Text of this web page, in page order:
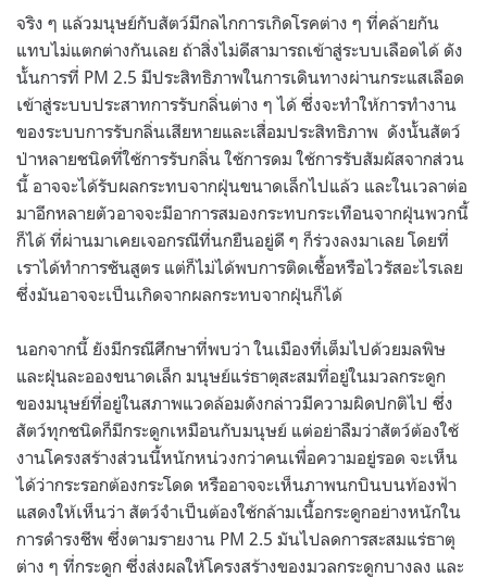
จริง ๆ แล้วมนุษย์กับสัตว์มีกลไกการเกิดโรคต่าง ๆ ที่คล้ายกัน
แทบไม่แตกต่างกันเลย ถ้าสิ่งไม่ดีสามารถเข้าสู่ระบบเลือดได้ ดัง
นั้นการที่ PM 2.5 มีประสิทธิภาพในการเดินทางผ่านกระแสเลือด
เข้าสู่ระบบประสาทการรับกลิ่นต่าง ๆ ได้ ซึ่งจะทำให้การทำงาน
ของระบบการรับกลิ่นเสียหายและเสื่อมประสิทธิภาพ ดังนั้นสัตว์
ป่าหลายชนิดที่ใช้การรับกลิ่น ใช้การดม ใช้การรับสัมผัสจากส่วน
นี้ อาจจะได้รับผลกระทบจากฝุ่นขนาดเล็กไปแล้ว และในเวลาต่อ
มาอีกหลายตัวอาจจะมีอาการสมองกระทบกระเทือนจากฝุ่นพวกนี้
ก็ได้ ที่ผ่านมาเคยเจอกรณีที่นกยืนอยู่ดี ๆ ก็ร่วงลงมาเลย โดยที่
เราได้ทำการชันสูตร แต่ก็ไม่ได้พบการติดเชื้อหรือไวรัสอะไรเลย
ซึ่งมันอาจจะเป็นเกิดจากผลกระทบจากฝุ่นก็ได้
นอกจากนี้ ยังมีกรณีศึกษาที่พบว่า ในเมืองที่เต็มไปด้วยมลพิษ
และฝุ่นละอองขนาดเล็ก มนุษย์แร่ธาตุสะสมที่อยู่ในมวลกระดูก
ของมนุษย์ที่อยู่ในสภาพแวดล้อมดังกล่าวมีความผิดปกติไป ซึ่ง
สัตว์ทุกชนิดก็มีกระดูกเหมือนกับมนุษย์ แต่อย่าลืมว่าสัตว์ต้องใช้
งานโครงสร้างส่วนนี้หนักหน่วงกว่าคนเพื่อความอยู่รอด จะเห็น
ได้ว่ากระรอกต้องกระโดด หรืออาจจะเห็นภาพนกบินบนท้องฟ้า
แสดงให้เห็นว่า สัตว์จำเป็นต้องใช้กล้ามเนื้อกระดูกอย่างหนักใน
การดำรงชีพ ซึ่งตามรายงาน PM 2.5 มันไปลดการสะสมแร่ธาตุ
ต่าง ๆ ที่กระดูก ซึ่งส่งผลให้โครงสร้างของมวลกระดูกบางลง และ